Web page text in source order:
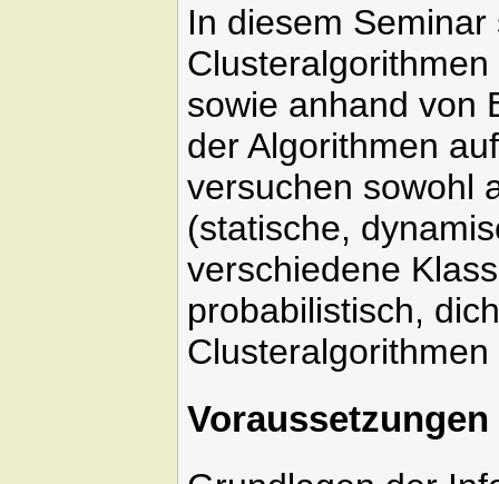
In diesem
sowie anhand von
der Algorithmen
versuchen sowohl
(statische,
verschiedene
probabilistisch,
Voraussetzungen